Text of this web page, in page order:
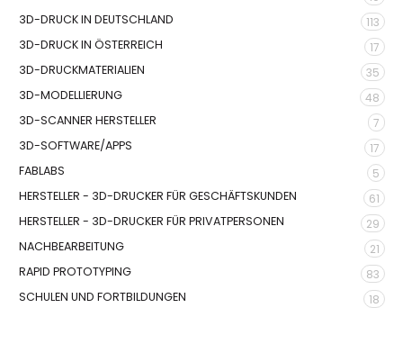
3D-DRUCK IN DEUTSCHLAND
113
3D-DRUCK IN ÖSTERREICH
17
3D-DRUCKMATERIALIEN
35
3D-MODELLIERUNG
48
3D-SCANNER HERSTELLER
7
3D-SOFTWARE/APPS
17
FABLABS
5
HERSTELLER - 3D-DRUCKER FÜR GESCHÄFTSKUNDEN
61
HERSTELLER - 3D-DRUCKER FÜR PRIVATPERSONEN
29
NACHBEARBEITUNG
21
RAPID PROTOTYPING
83
SCHULEN UND FORTBILDUNGEN
18